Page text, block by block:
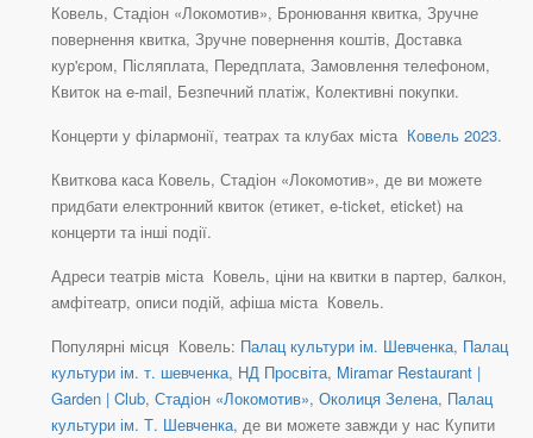
Ковель, Стадіон «Локомотив», Бронювання квитка, Зручне
повернення квитка, Зручне повернення коштів, Доставка
кур'єром, Післяплата, Передплата, Замовлення телефоном,
Квиток на e-mail, Безпечний платіж, Колективні покупки.
Концерти у філармонії, театрах та клубах міста Ковель 2023.
Квиткова каса Ковель, Стадіон «Локомотив», де ви можете
придбати електронний квиток (етикет, e-ticket, eticket) на
концерти та інші події.
Адреси театрів міста Ковель, ціни на квитки в партер, балкон,
амфітеатр, описи подій, афіша міста Ковель.
Популярні місця Ковель: Палац культури ім. Шевченка, Палац
культури ім. т. шевченка, НД Просвіта, Miramar Restaurant |
Garden | Club, Стадіон «Локомотив», Околиця Зелена, Палац
культури ім. Т. Шевченка, де ви можете завжди у нас Купити